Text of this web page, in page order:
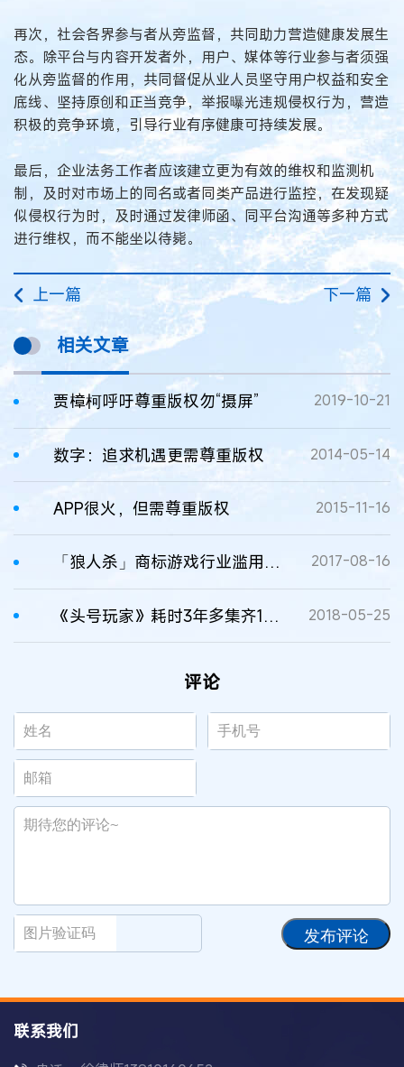
再次，社会各界参与者从旁监督，共同助力营造健康发展生
态。除平台与内容开发者外，用户、媒体等行业参与者须强
化从旁监督的作用，共同督促从业人员坚守用户权益和安全
底线、坚持原创和正当竞争，举报曝光违规侵权行为，营造
积极的竞争环境，引导行业有序健康可持续发展。
最后，企业法务工作者应该建立更为有效的维权和监测机
制，及时对市场上的同名或者同类产品进行监控，在发现疑
似侵权行为时，及时通过发律师函、同平台沟通等多种方式
进行维权，而不能坐以待毙。
上一篇 下一篇
相关文章
贾樟柯呼吁尊重版权勿“摄屏” 2019-10-21
数字：追求机遇更需尊重版权 2014-05-14
APP很火，但需尊重版权 2015-11-16
「狼人杀」商标游戏行业滥用及维权的启示 2017-08-16
《头号玩家》耗时3年多集齐100多个“彩蛋”版权，尊重版权更精彩！ 2018-05-25
评论
发布评论
联系我们